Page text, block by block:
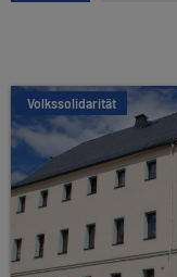
Volkssolidarität